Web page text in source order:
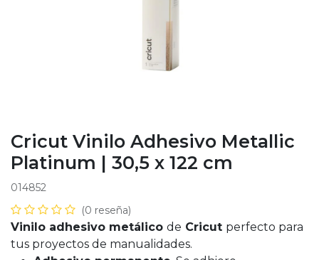
Cricut Vinilo Adhesivo Metallic
Platinum | 30,5 x 122 cm
014852
(0 reseña)
Vinilo adhesivo metálico de Cricut perfecto para
tus proyectos de manualidades.